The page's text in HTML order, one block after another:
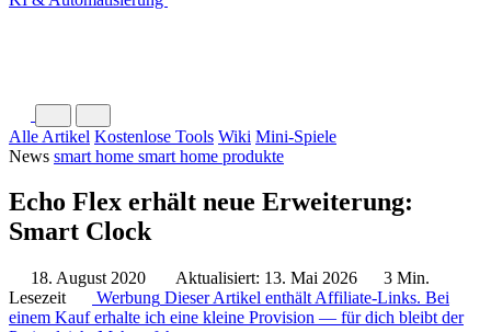
Alle Artikel Kostenlose Tools Wiki Mini-Spiele
News smart home smart home produkte
Echo Flex erhält neue Erweiterung:
Smart Clock
18. August 2020 Aktualisiert: 13. Mai 2026
3 Min.
Lesezeit
Werbung Dieser Artikel enthält Affiliate-Links. Bei
einem Kauf erhalte ich eine kleine Provision — für dich bleibt der